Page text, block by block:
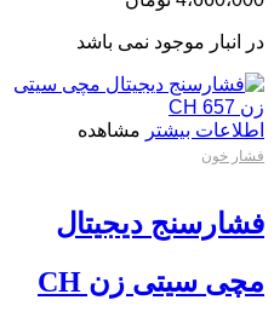
در انبار موجود نمی باشد
اطلاعات بیشتر مشاهده
فشار خون
فشارسنج دیجیتال
مچی سیتی زن CH